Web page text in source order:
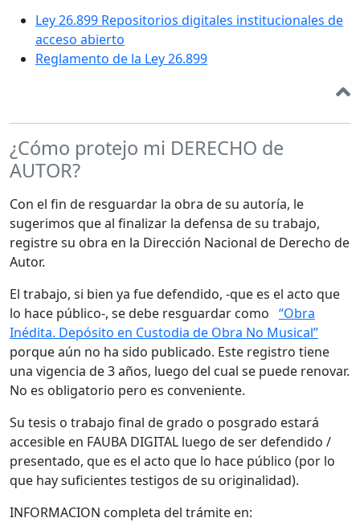
Ley 26.899 Repositorios digitales institucionales de
acceso abierto
Reglamento de la Ley 26.899
¿Cómo protejo mi DERECHO de
AUTOR?
Con el fin de resguardar la obra de su autoría, le
sugerimos que al finalizar la defensa de su trabajo,
registre su obra en la Dirección Nacional de Derecho de
Autor.
El trabajo, si bien ya fue defendido, -que es el acto que
lo hace público-, se debe resguardar como “Obra
Inédita. Depósito en Custodia de Obra No Musical”
porque aún no ha sido publicado. Este registro tiene
una vigencia de 3 años, luego del cual se puede renovar.
No es obligatorio pero es conveniente.
Su tesis o trabajo final de grado o posgrado estará
accesible en FAUBA DIGITAL luego de ser defendido /
presentado, que es el acto que lo hace público (por lo
que hay suficientes testigos de su originalidad).
INFORMACION completa del trámite en: